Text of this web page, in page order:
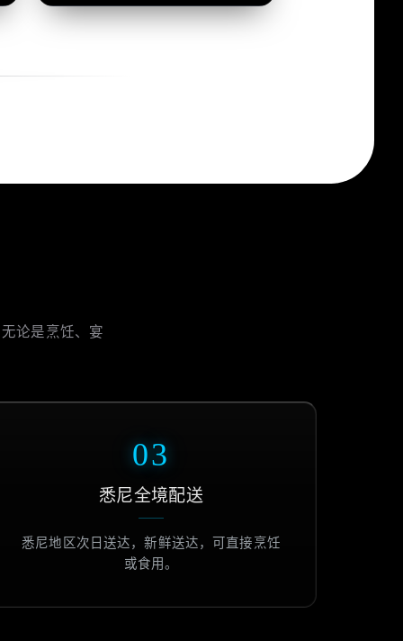
论是烹饪、宴
03
悉尼全境配送
悉尼地区次日送达，新鲜送达，可直接烹饪
或食用。